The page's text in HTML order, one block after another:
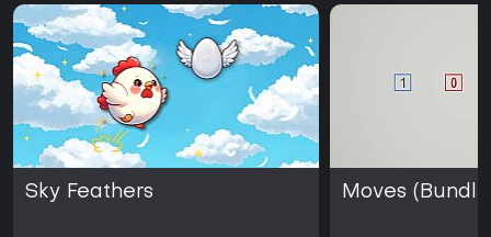
Sky Feathers Moves